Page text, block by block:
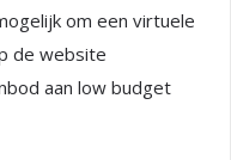
om een virtuele
de website
aan low budget